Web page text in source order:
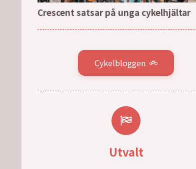
Crescent satsar på unga cykelhjältar
Cykelbloggen
Utvalt